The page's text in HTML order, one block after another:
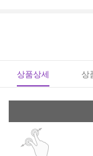
상품상세 상